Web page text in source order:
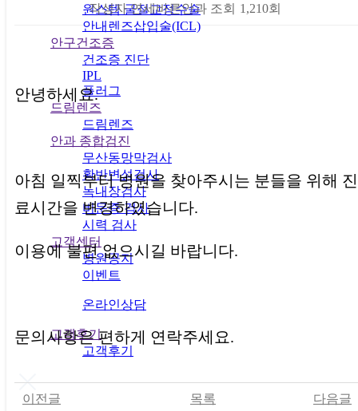
원스텝 굴절교정수술
안내렌즈삽입술(ICL)
안구건조증
건조증 진단
IPL
플러그
드림렌즈
드림렌즈
안과 종합검진
무산동망막검사
황반변성검사
녹내장검사
비문증 검사
시력 검사
고객센터
병원공지
이벤트
온라인상담
고객후기
고객후기
작성자연세바른안과 조회 1,210회
본문
안녕하세요.
아침 일찍부터 병원을 찾아주시는 분들을 위해 진
료시간을 변경하였습니다.
이용에 불편 없으시길 바랍니다.
문의사항은 편하게 연락주세요.
이전글 다음글
목록